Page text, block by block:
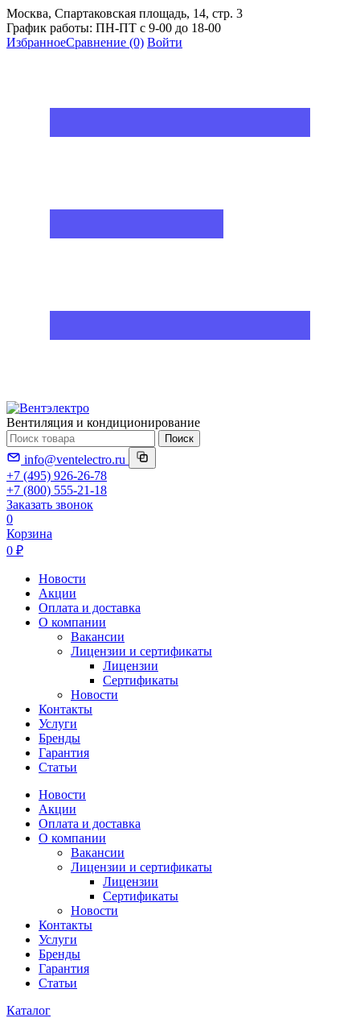
Москва, Спартаковская площадь, 14, стр. 3
График работы: ПН-ПТ с 9-00 до 18-00
ИзбранноеСравнение (0) Войти
Вентиляция и кондиционирование
Поиск
info@ventelectro.ru
+7 (495) 926-26-78
+7 (800) 555-21-18
Заказать звонок
0
Корзина
0 ₽
Новости
Акции
Оплата и доставка
О компании
Вакансии
Лицензии и сертификаты
Лицензии
Сертификаты
Новости
Контакты
Услуги
Бренды
Гарантия
Статьи
Новости
Акции
Оплата и доставка
О компании
Вакансии
Лицензии и сертификаты
Лицензии
Сертификаты
Новости
Контакты
Услуги
Бренды
Гарантия
Статьи
Каталог